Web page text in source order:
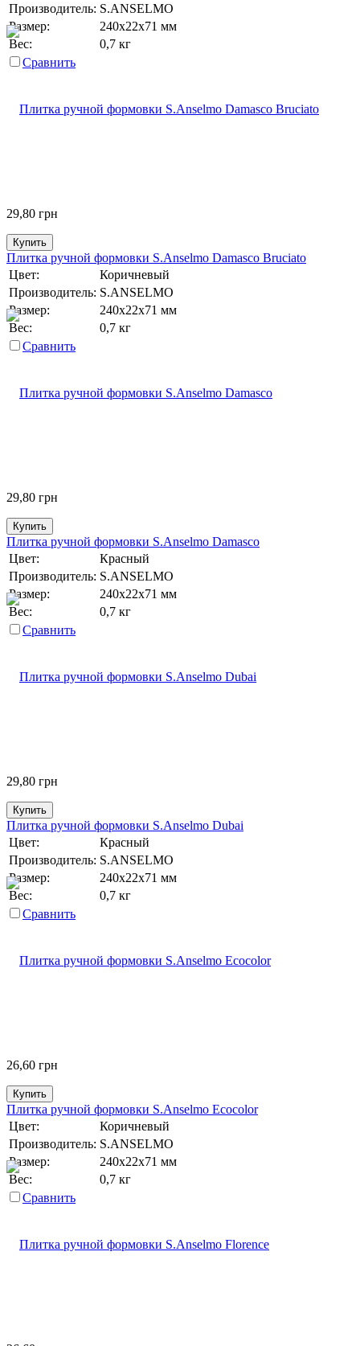
Производитель: S.ANSELMO
Размер:
240х22х71 мм
Вес:
0,7 кг
Сравнить
29,80 грн
Купить
Плитка ручной формовки S.Anselmo Damasco Bruciato
Цвет:
Коричневый
Производитель: S.ANSELMO
Размер:
240х22х71 мм
Вес:
0,7 кг
Сравнить
29,80 грн
Купить
Плитка ручной формовки S.Anselmo Damasco
Цвет:
Красный
Производитель: S.ANSELMO
Размер:
240х22х71 мм
Вес:
0,7 кг
Сравнить
29,80 грн
Купить
Плитка ручной формовки S.Anselmo Dubai
Цвет:
Красный
Производитель: S.ANSELMO
Размер:
240х22х71 мм
Вес:
0,7 кг
Сравнить
26,60 грн
Купить
Плитка ручной формовки S.Anselmo Ecocolor
Цвет:
Коричневый
Производитель: S.ANSELMO
Размер:
240х22х71 мм
Вес:
0,7 кг
Сравнить